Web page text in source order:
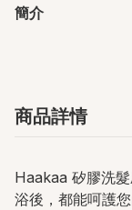
簡介
商品詳情
Haakaa 矽膠洗
浴後，都能呵護